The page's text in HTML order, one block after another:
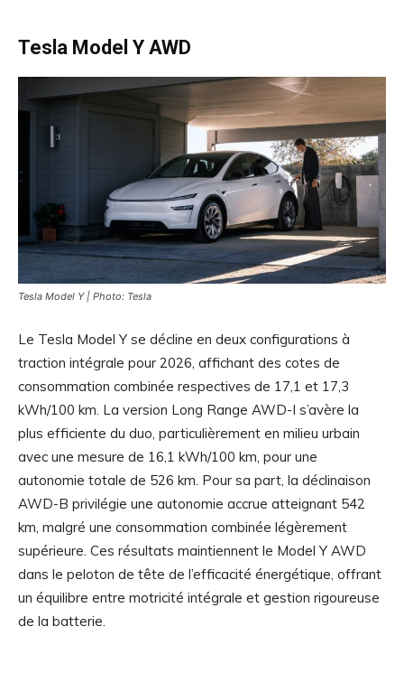
Tesla Model Y AWD
Tesla Model Y | Photo: Tesla
Le Tesla Model Y se décline en deux configurations à
traction intégrale pour 2026, affichant des cotes de
consommation combinée respectives de 17,1 et 17,3
kWh/100 km. La version Long Range AWD-I s’avère la
plus efficiente du duo, particulièrement en milieu urbain
avec une mesure de 16,1 kWh/100 km, pour une
autonomie totale de 526 km. Pour sa part, la déclinaison
AWD-B privilégie une autonomie accrue atteignant 542
km, malgré une consommation combinée légèrement
supérieure. Ces résultats maintiennent le Model Y AWD
dans le peloton de tête de l’efficacité énergétique, offrant
un équilibre entre motricité intégrale et gestion rigoureuse
de la batterie.